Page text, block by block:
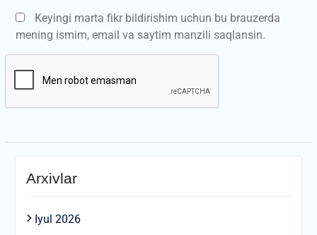
Keyingi marta fikr bildirishim uchun bu brauzerda
mening ismim, email va saytim manzili saqlansin.
Arxivlar
Iyul 2026